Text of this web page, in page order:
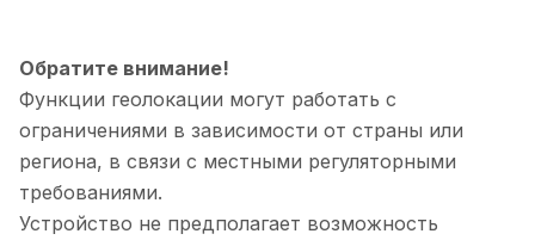
Обратите внимание!
Функции геолокации могут работать с
ограничениями в зависимости от страны или
региона, в связи с местными регуляторными
требованиями.
Устройство не предполагает возможность